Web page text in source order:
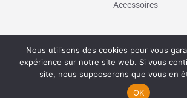
Accessoires
Vaniseo - votre agence web à
En savoir plus
Nous utilisons des cookies pour vous
expérience sur notre site web. Si vous
site, nous supposerons que vous en
OK